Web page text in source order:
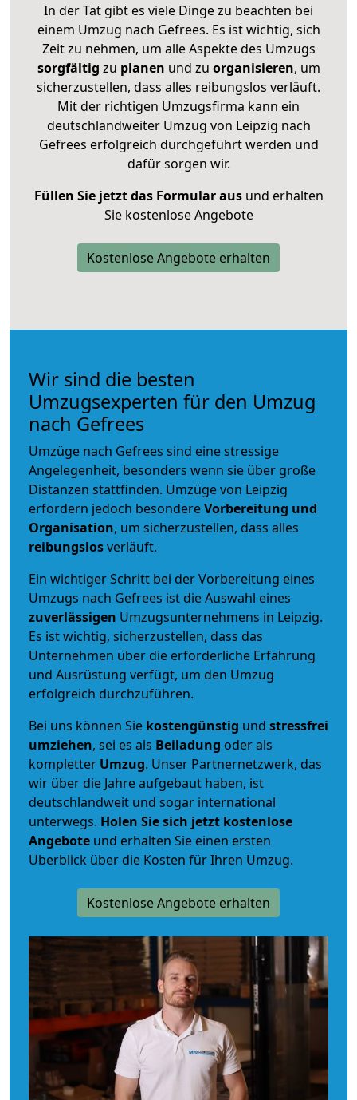
In der Tat gibt es viele Dinge zu beachten bei
einem Umzug nach Gefrees. Es ist wichtig, sich
Zeit zu nehmen, um alle Aspekte des Umzugs
sorgfältig zu planen und zu organisieren, um
sicherzustellen, dass alles reibungslos verläuft.
Mit der richtigen Umzugsfirma kann ein
deutschlandweiter Umzug von Leipzig nach
Gefrees erfolgreich durchgeführt werden und
dafür sorgen wir.
Füllen Sie jetzt das Formular ausund erhalten
Sie kostenlose Angebote
Kostenlose Angebote erhalten
Wir sind die besten
Umzugsexperten für den Umzug
nach Gefrees
Umzüge nach Gefrees sind eine stressige
Angelegenheit, besonders wenn sie über große
Distanzen stattfinden. Umzüge von Leipzig
erfordern jedoch besondereVorbereitung und
Organisation, um sicherzustellen, dass alles
reibungslosverläuft.
Ein wichtiger Schritt bei der Vorbereitung eines
Umzugs nach Gefrees ist die Auswahl eines
zuverlässigen Umzugsunternehmens in Leipzig.
Es ist wichtig, sicherzustellen, dass das
Unternehmen über die erforderliche Erfahrung
und Ausrüstung verfügt, um den Umzug
erfolgreich durchzuführen.
Bei uns können Sie kostengünstig und stressfrei
umziehen, sei es als Beiladung oder als
kompletter Umzug. Unser Partnernetzwerk, das
wir über die Jahre aufgebaut haben, ist
deutschlandweit und sogar international
unterwegs. Holen Sie sich jetzt kostenlose
Angebote und erhalten Sie einen ersten
Überblick über die Kosten für Ihren Umzug.
Kostenlose Angebote erhalten